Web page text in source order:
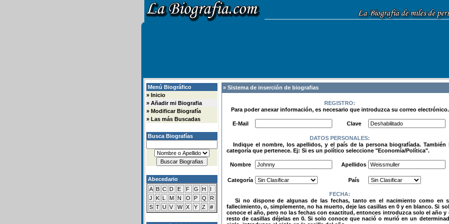
Menú Biográfico
» Inicio
» Añadir mi Biografia
» Modificar Biografía
» Las más Buscadas
Busca Biografías
Abecedario
A B C D E F G H
I
J
K L M N O P Q
R
S T U V W X Y Z #
» Sistema de inserción de biografias
REGISTRO:
Para poder anexar información, es necesario que introduzca su correo electrónico.
E-Mail
Clave
DATOS PERSONALES:
Indique el nombre, los apellidos, y el país de la persona biografíada. También
categoría que pertenece. Ej: Si es un político seleccione "Economía/Política".
Nombre
Apellidos
Categoría País
FECHA:
Si no dispone de algunas de las fechas, tanto en el nacimiento como en
fallecimiento, o, simplemente, no ha muerto, deje las casillas en 0 y en blanco. Si
conoce el año, pero no las fechas con exactitud, entonces introduzca solo el año y
resto de casillas déjelas en 0. Si solo conoce que nació o murió en un